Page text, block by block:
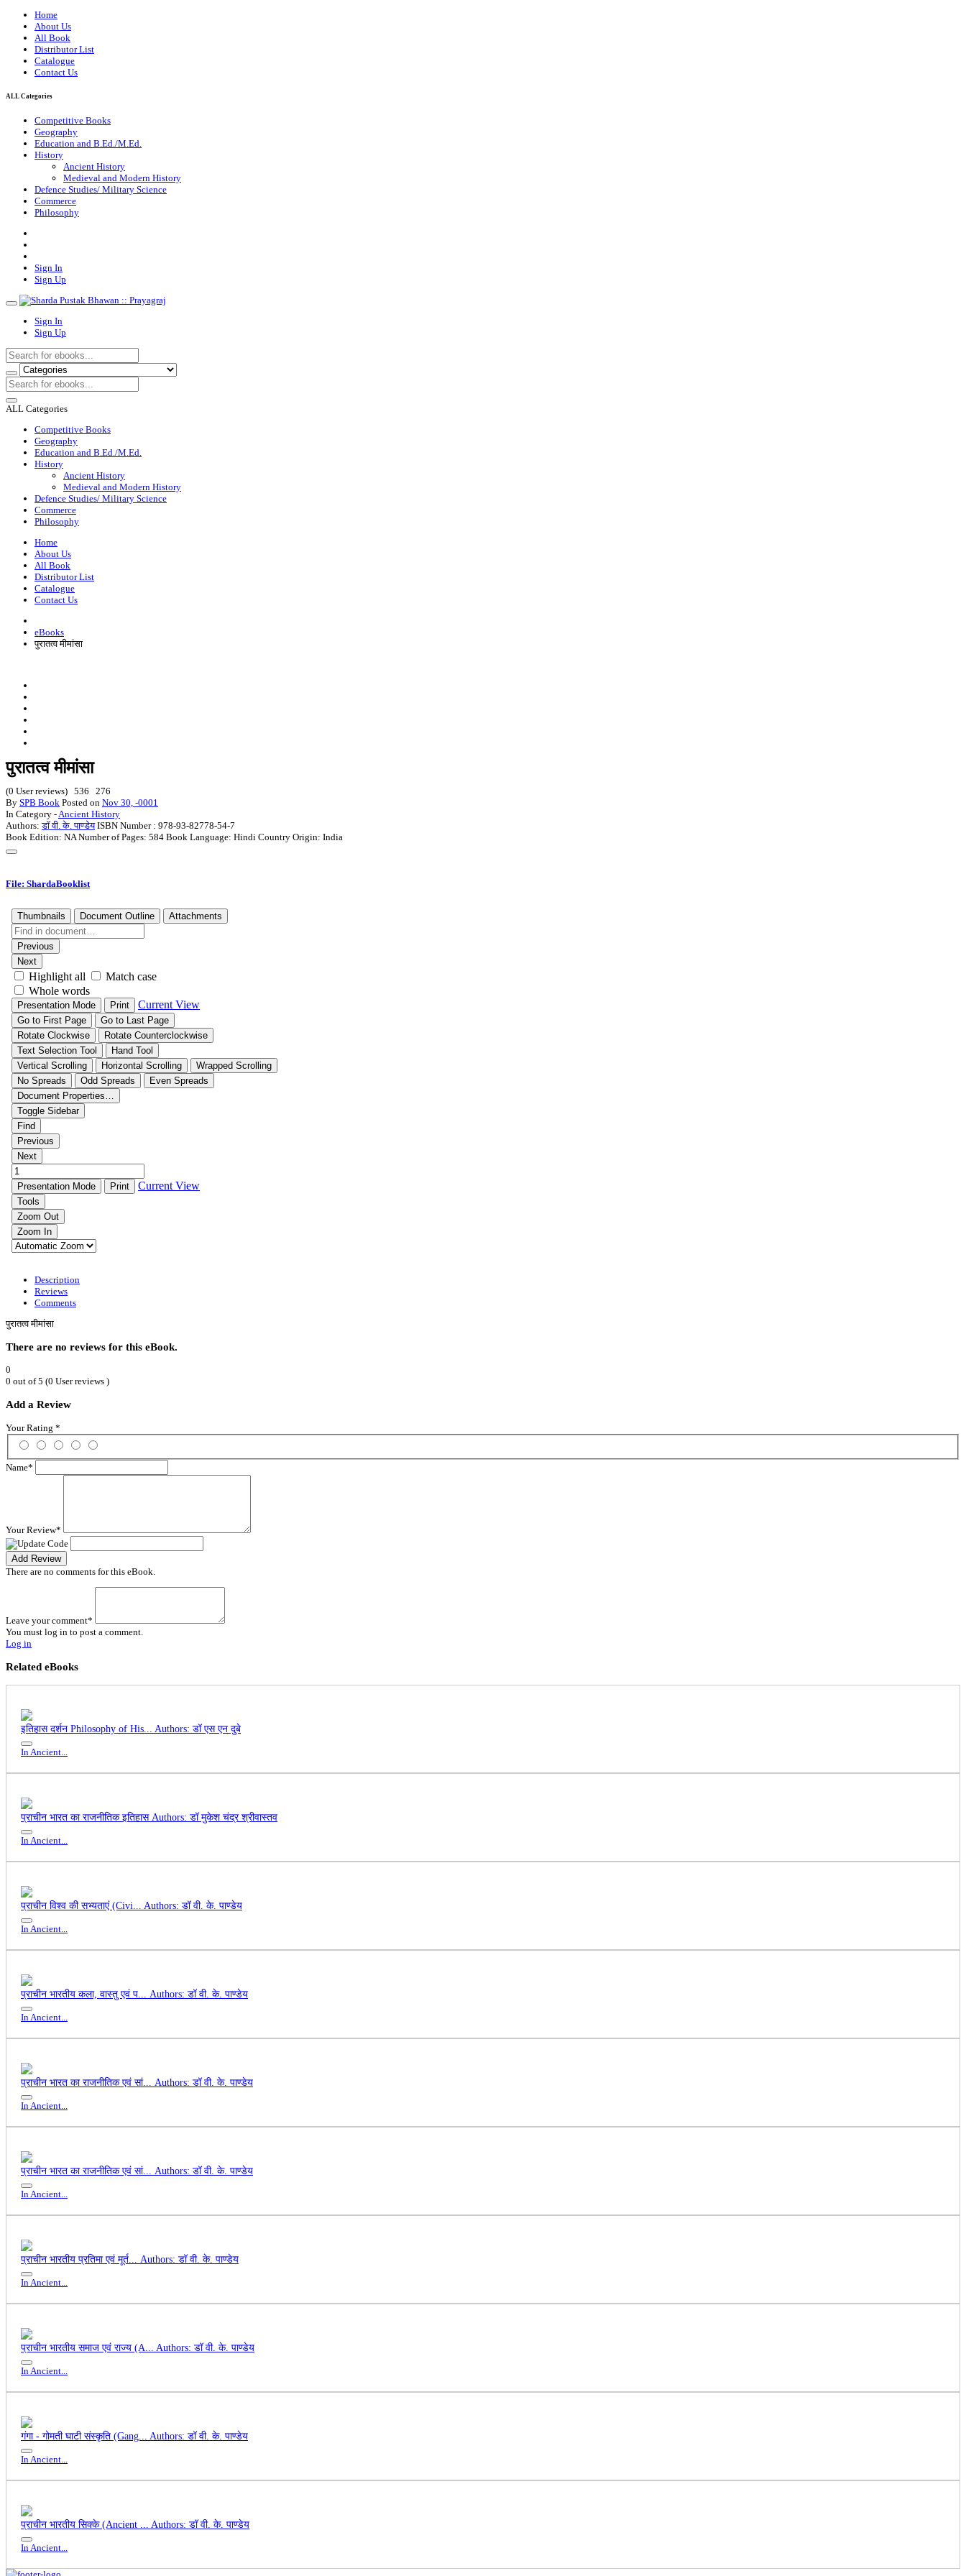
Home
About Us
All Book
Distributor List
Catalogue
Contact Us
ALL Categories
Competitive Books
Geography
Education and B.Ed./M.Ed.
History
Ancient History
Medieval and Modern History
Defence Studies/ Military Science
Commerce
Philosophy
Sign In
Sign Up
Sign In
Sign Up
ALL Categories
Competitive Books
Geography
Education and B.Ed./M.Ed.
History
Ancient History
Medieval and Modern History
Defence Studies/ Military Science
Commerce
Philosophy
Home
About Us
All Book
Distributor List
Catalogue
Contact Us
eBooks
पुरातत्व मीमांसा
पुरातत्व मीमांसा
(0 User reviews) 536
276
By SPB Book Posted on Nov 30, -0001
In Category -Ancient History
Authors: डॉ वी. के. पाण्डेय ISBN Number : 978-93-82778-54-7
Book Edition: NANumber of Pages: 584 Book Language: Hindi Country Origin: India
File: ShardaBooklist
Description
Reviews
Comments
पुरातत्व मीमांसा
There are no reviews for this eBook.
0
0 out of 5 (0 User reviews )
Add a Review
Your Rating *
Name*
Your Review*
Add Review
There are no comments for this eBook.
Leave your comment*
You must log in to post a comment.
Log in
Related eBooks
इतिहास दर्शन Philosophy of His... Authors: डॉ एस एन दुबे
In Ancient...
प्राचीन भारत का राजनीतिक इतिहास Authors: डॉ मुकेश चंद्र श्रीवास्तव
In Ancient...
प्राचीन विश्व की सभ्यताएं (Civi... Authors: डॉ वी. के. पाण्डेय
In Ancient...
प्राचीन भारतीय कला, वास्तु एवं प... Authors: डॉ वी. के. पाण्डेय
In Ancient...
प्राचीन भारत का राजनीतिक एवं सां... Authors: डॉ वी. के. पाण्डेय
In Ancient...
प्राचीन भारत का राजनीतिक एवं सां... Authors: डॉ वी. के. पाण्डेय
In Ancient...
प्राचीन भारतीय प्रतिमा एवं मूर्त... Authors: डॉ वी. के. पाण्डेय
In Ancient...
प्राचीन भारतीय समाज एवं राज्य (A... Authors: डॉ वी. के. पाण्डेय
In Ancient...
गंगा - गोमती घाटी संस्कृति (Gang... Authors: डॉ वी. के. पाण्डेय
In Ancient...
प्राचीन भारतीय सिक्के (Ancient ... Authors: डॉ वी. के. पाण्डेय
In Ancient...